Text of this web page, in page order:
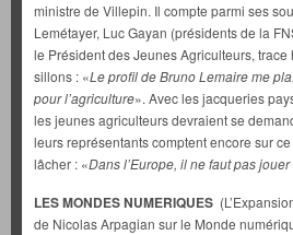
ministre de Villepin. Il compte parmi ses
Lemétayer, Luc Gayan (présidents de la
le Président des Jeunes Agriculteurs,
sillons : «Le profil de Bruno Lemaire me
pour l’agriculture». Avec les jacqueries
les jeunes agriculteurs devraient se
leurs représentants comptent encore sur
lâcher : «Dans l’Europe, il ne faut pas
LES MONDES NUMERIQUES
de Nicolas Arpagian sur le Monde